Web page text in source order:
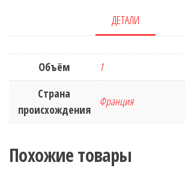
ДЕТАЛИ
Объём
1
Страна
происхождения
Франция
Похожие товары